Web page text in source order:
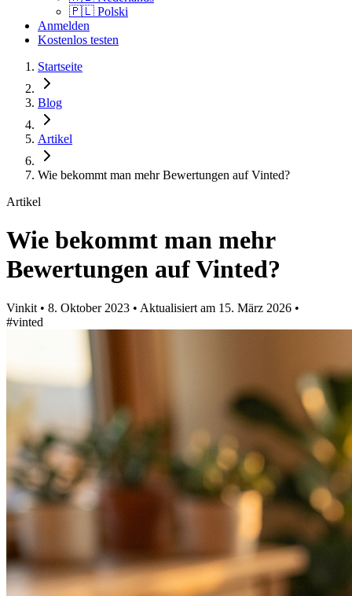
🇵🇱 Polski
Anmelden
Kostenlos testen
Startseite
Blog
Artikel
Wie bekommt man mehr Bewertungen auf Vinted?
Artikel
Wie bekommt man mehr
Bewertungen auf Vinted?
Vinkit • 8. Oktober 2023 • Aktualisiert am 15. März 2026 •
#vinted